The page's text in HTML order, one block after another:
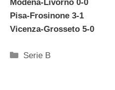
Modena-Livorno 0-0
Pisa-Frosinone 3-1
Vicenza-Grosseto 5-0
Categorie
Serie B